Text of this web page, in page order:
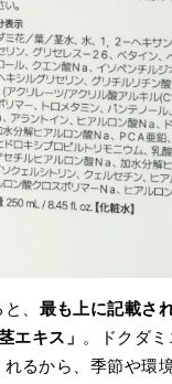
、 最も上に記載さ
エキス」 。ドクダ
れるから、季節や環